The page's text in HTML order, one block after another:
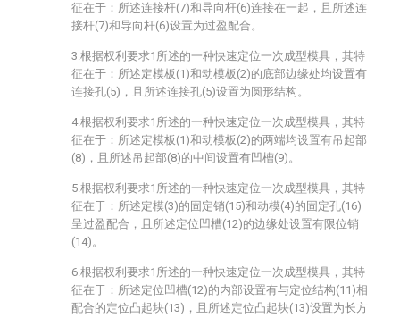
征在于：所述连接杆(7)和导向杆(6)连接在一起，且所述连
接杆(7)和导向杆(6)设置为过盈配合。
3.根据权利要求1所述的一种快速定位一次成型模具，其特
征在于：所述定模板(1)和动模板(2)的底部边缘处均设置有
连接孔(5)，且所述连接孔(5)设置为圆形结构。
4.根据权利要求1所述的一种快速定位一次成型模具，其特
征在于：所述定模板(1)和动模板(2)的两端均设置有吊起部
(8)，且所述吊起部(8)的中间设置有凹槽(9)。
5.根据权利要求1所述的一种快速定位一次成型模具，其特
征在于：所述定模(3)的固定销(15)和动模(4)的固定孔(16)
呈过盈配合，且所述定位凹槽(12)的边缘处设置有限位销
(14)。
6.根据权利要求1所述的一种快速定位一次成型模具，其特
征在于：所述定位凹槽(12)的内部设置有与定位结构(11)相
配合的定位凸起块(13)，且所述定位凸起块(13)设置为长方